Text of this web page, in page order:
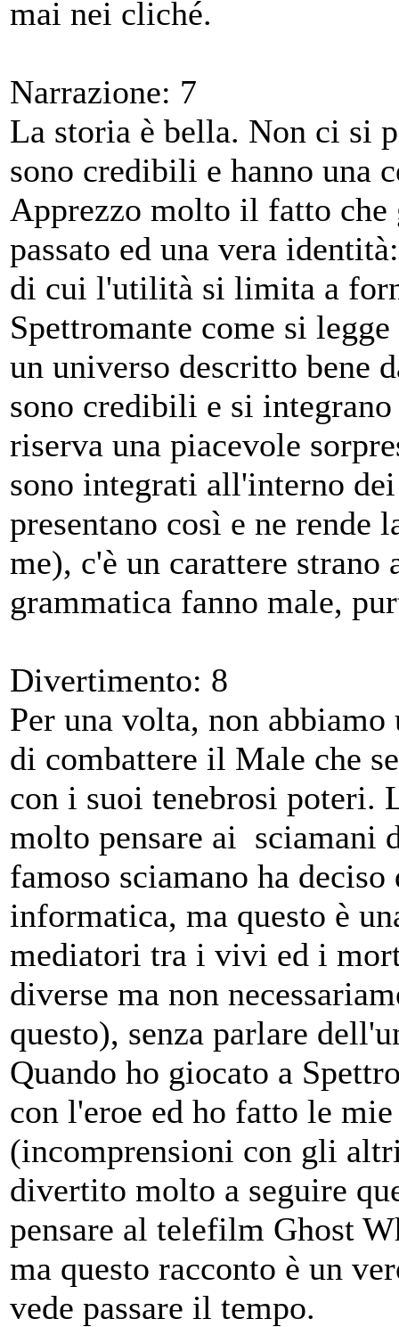
mai nei cliché.
Narrazione: 7
La storia è bella. Non ci si
sono credibili e hanno una
Apprezzo molto il fatto
passato ed una vera
di cui l'utilità si limita a
Spettromante come si
un universo descritto bene
sono credibili e si
riserva una piacevole
sono integrati all'interno
presentano così e ne rende
me), c'è un carattere
grammatica fanno male,
Divertimento: 8
Per una volta, non
di combattere il Male che
con i suoi tenebrosi poteri.
molto pensare ai sciamani
famoso sciamano ha
informatica, ma questo è
mediatori tra i vivi ed i
diverse ma non
questo), senza parlare
Quando ho giocato a
con l'eroe ed ho fatto le
(incomprensioni con gli
divertito molto a seguire
pensare al telefilm Ghost
ma questo racconto è un
vede passare il tempo.